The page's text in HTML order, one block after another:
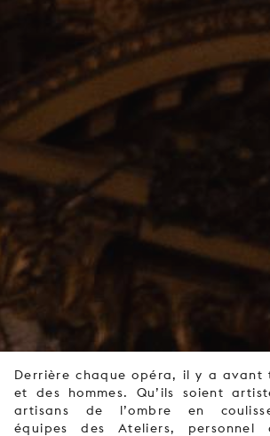
Derrière chaque opéra, il y a avant
et des hommes. Qu’ils soient
artisans de l’ombre en
équipes des Ateliers, personnel